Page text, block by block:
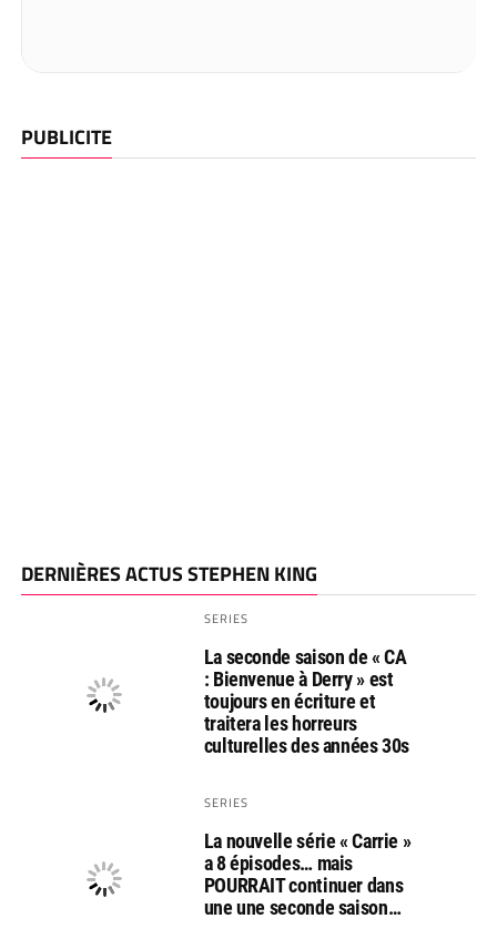
PUBLICITE
DERNIÈRES ACTUS STEPHEN KING
SERIES
La seconde saison de « CA
: Bienvenue à Derry » est
toujours en écriture et
traitera les horreurs
culturelles des années 30s
SERIES
La nouvelle série « Carrie »
a 8 épisodes… mais
POURRAIT continuer dans
une une seconde saison…